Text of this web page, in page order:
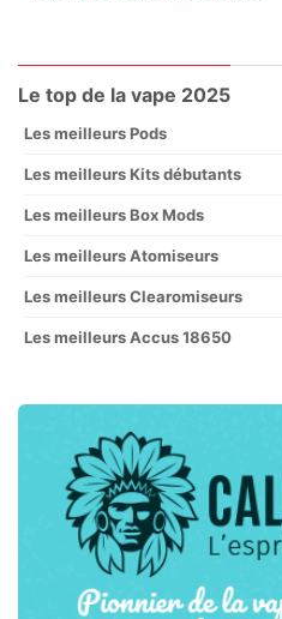
Le top de la vape 2025
Les meilleurs Pods
Les meilleurs Kits débutants
Les meilleurs Box Mods
Les meilleurs Atomiseurs
Les meilleurs Clearomiseurs
Les meilleurs Accus 18650